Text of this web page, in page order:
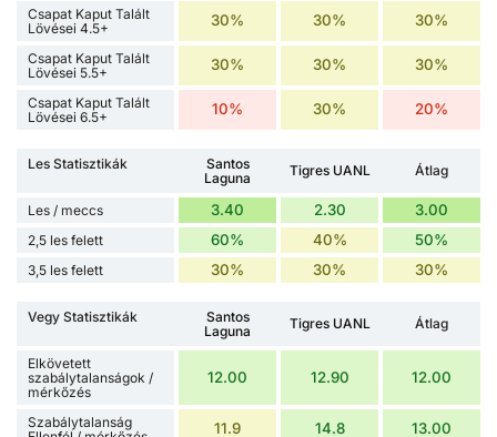
Csapat Kaput Talált
Lövései 4.5+
30% 30% 30%
Csapat Kaput Talált
Lövései 5.5+
30% 30% 30%
Csapat Kaput Talált
Lövései 6.5+
10% 30% 20%
Les Statisztikák
Santos
Laguna
Tigres UANL Átlag
Les / meccs 3.40 2.30 3.00
2,5 les felett 60% 40% 50%
3,5 les felett 30% 30% 30%
Vegy Statisztikák
Santos
Laguna
Tigres UANL Átlag
Elkövetett
szabálytalanságok /
mérkőzés
12.00 12.90 12.00
Szabálytalanság
11.9 14.8 13.00